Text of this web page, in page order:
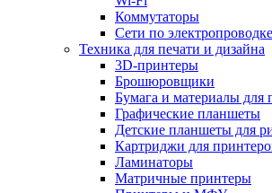
Коммутаторы
Сети по
Техника для печати и дизайна
3D-принтеры
Брошюровщики
Бумага и материалы для
Графические планшеты
Детские планшеты для
Картриджи для
Ламинаторы
Матричные принтеры